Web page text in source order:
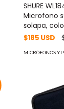
SHURE
Microfono
solapa,
$185 USD
MICRÓFONOS Y